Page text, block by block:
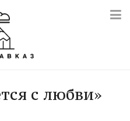
с любви»